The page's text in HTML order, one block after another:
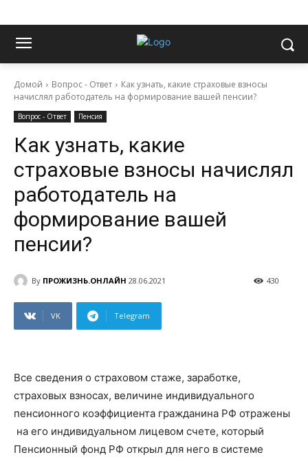
Домой Вопрос - Ответ
Как узнать, какие страховые взносы
начислял работодатель на формирование вашей пенсии?
Вопрос - Ответ Пенсия
Как узнать, какие
страховые взносы начислял
работодатель на
формирование вашей
пенсии?
By ПРОЖИЗНЬ.ОНЛАЙН 28.06.2021 430
VK Telegram
Все сведения о страховом стаже, заработке,
страховых взносах, величине индивидуального
пенсионного коэффициента гражданина РФ отражены
на его индивидуальном лицевом счете, который
Пенсионный фонд РФ открыл для него в системе